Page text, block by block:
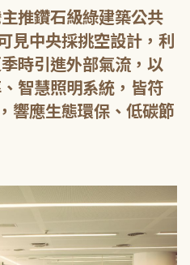
推鑽石級綠建築公共
見中央採挑空設計，利
時引進外部氣流，以
智慧照明系統，皆符
響應生態環保、低碳節